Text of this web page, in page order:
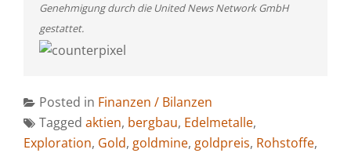
Genehmigung durch die United News Network GmbH
gestattet.
Posted in Finanzen / Bilanzen
Tagged aktien, bergbau, Edelmetalle,
Exploration, Gold, goldmine, goldpreis, Rohstoffe,